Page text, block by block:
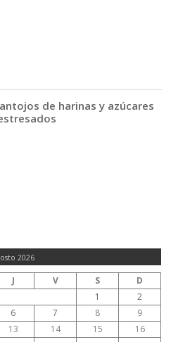
de harinas y azúcares
2026
J V S
D
1
2
6 7 8
9
13 14 15
16